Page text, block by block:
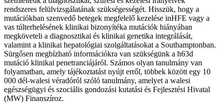
rendszeres felülvizsgálatának szükségességét. Hisszük, hogy a
mutációkban szenvedő betegek megfelelő kezelése inHFE vagy a
vas túlterhelésének klinikai bizonyítéka mutációk hiányában
megköveteli a diagnosztikai és klinikai genetika integrálását,
valamint a klinikai hepatológiai szolgáltatásokat a Southamptonban.
Sürgősen megbízható információkra van szükségünk a h63d
mutáció klinikai penetranciájáról. Számos olyan tanulmány van
folyamatban, amely tájékoztatást nyújt erről, többek között egy 10
000 dél-walesi véradóról szóló tanulmány, amelyet a walesi
egészségügyi és szociális gondozási kutatási és Fejlesztési Hivatal
(MW) Finanszíroz.